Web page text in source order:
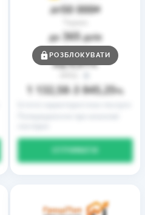
до50 000₴
до 365днів
Ставка
від0,01%
1 132,58 3 845,25%
РОЗБЛОКУВАТИ